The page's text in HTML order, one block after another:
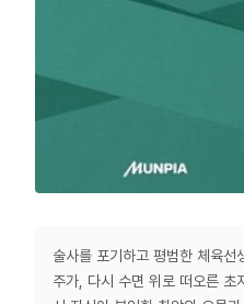
술사를 포기하고 평범한 체육
주가, 다시 수면 위로 떠오른 초